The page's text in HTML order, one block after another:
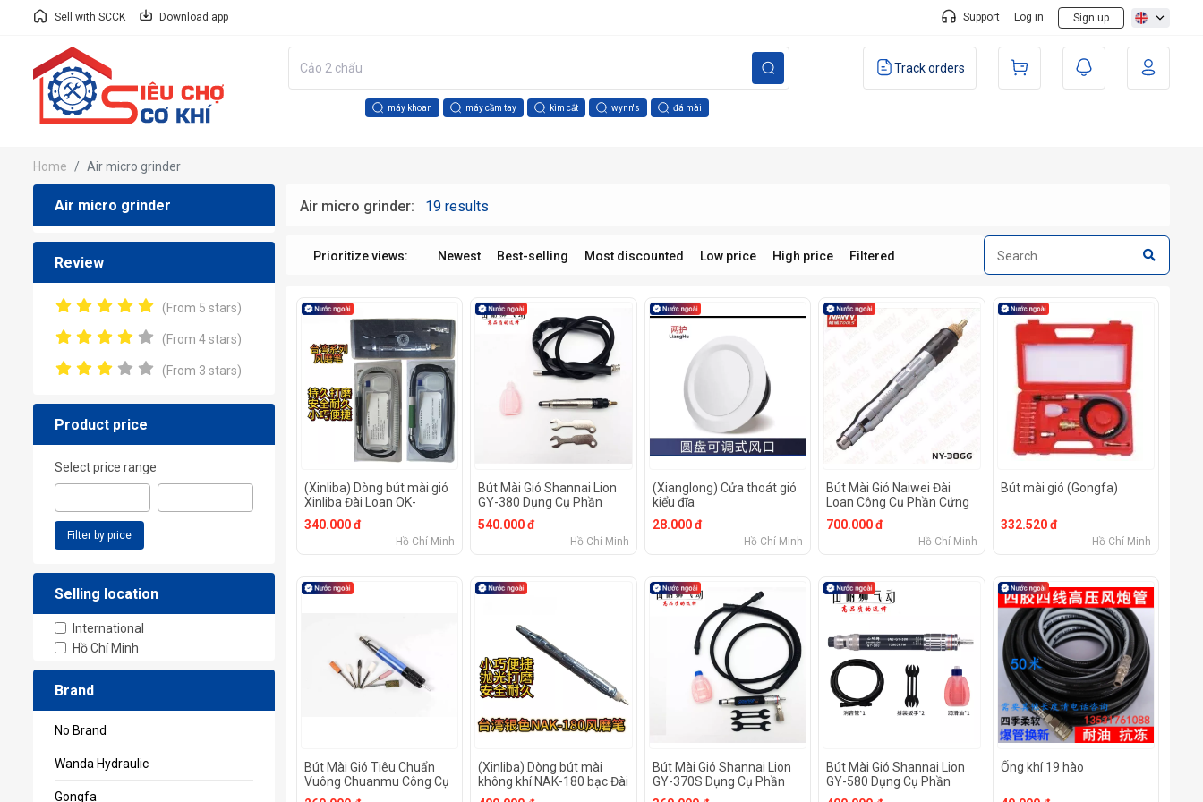
Sell with SCCK Download app Support Log in Sign up
máy khoan máy cầm tay kìm cắt wynn's đá mài
Track orders
Home Air micro grinder
Air micro grinder
Review
(From 5 stars)
(From 4 stars)
(From 3 stars)
Product price
Select price range
Filter by price
Selling location
International
Hồ Chí Minh
Brand
No Brand
Wanda Hydraulic
Gongfa
Air micro grinder: 19 results
Prioritize views: Newest Best-selling Most discounted Low price High price Filtered
(Xinliba) Dòng bút mài gió
Xinliba Đài Loan OK-
START Máy mài khí cầm
tay Máy đánh bóng Máy
mài gió Máy mài khí Máy
khắc sửa lốp Dụng cụ có
340.000 đ
Hồ Chí Minh
Bút Mài Gió Shannai Lion
GY-380 Dụng Cụ Phần
Cứng Chuanmu
540.000 đ
Hồ Chí Minh
(Xianglong) Cửa thoát gió
kiểu đĩa
28.000 đ
Hồ Chí Minh
Bút Mài Gió Naiwei Đài
Loan Công Cụ Phần Cứng
Chuanmu
700.000 đ
Hồ Chí Minh
Bút mài gió (Gongfa)
332.520 đ
Hồ Chí Minh
Bút Mài Gió Tiêu Chuẩn
Vuông Chuanmu Công Cụ
Phần Cứng
(Xinliba) Dòng bút mài
không khí NAK-180 bạc Đài
Loan Bộ dụng cụ đánh
Bút Mài Gió Shannai Lion
GY-370S Dụng Cụ Phần
Cứng Chuanmu
Bút Mài Gió Shannai Lion
GY-580 Dụng Cụ Phần
Cứng Chuanmu
Ống khí 19 hào